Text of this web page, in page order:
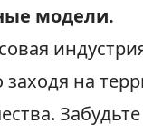
модели.
заходя на